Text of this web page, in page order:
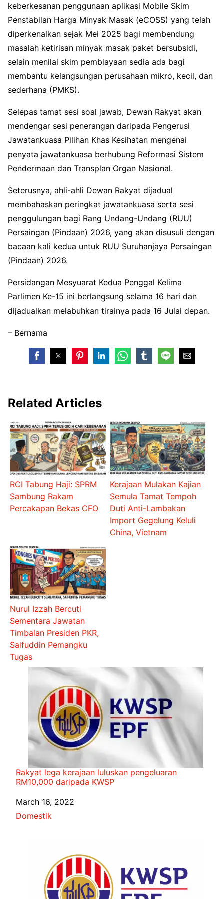
keberkesanan penggunaan aplikasi Mobile Skim
Penstabilan Harga Minyak Masak (eCOSS) yang telah
diperkenalkan sejak Mei 2025 bagi membendung
masalah ketirisan minyak masak paket bersubsidi,
selain menilai skim pembiayaan sedia ada bagi
membantu kelangsungan perusahaan mikro, kecil, dan
sederhana (PMKS).
Selepas tamat sesi soal jawab, Dewan Rakyat akan
mendengar sesi penerangan daripada Pengerusi
Jawatankuasa Pilihan Khas Kesihatan mengenai
penyata jawatankuasa berhubung Reformasi Sistem
Pendermaan dan Transplan Organ Nasional.
Seterusnya, ahli-ahli Dewan Rakyat dijadual
membahaskan peringkat jawatankuasa serta sesi
penggulungan bagi Rang Undang-Undang (RUU)
Persaingan (Pindaan) 2026, yang akan disusuli dengan
bacaan kali kedua untuk RUU Suruhanjaya Persaingan
(Pindaan) 2026.
Persidangan Mesyuarat Kedua Penggal Kelima
Parlimen Ke-15 ini berlangsung selama 16 hari dan
dijadualkan melabuhkan tirainya pada 16 Julai depan.
– Bernama
Related Articles
RCI Tabung Haji: SPRM
Sambung Rakam
Percakapan Bekas CFO
Kerajaan Mulakan Kajian
Semula Tamat Tempoh
Duti Anti-Lambakan
Import Gegelung Keluli
China, Vietnam
Nurul Izzah Bercuti
Sementara Jawatan
Timbalan Presiden PKR,
Saifuddin Pemangku
Tugas
Rakyat lega kerajaan luluskan pengeluaran
RM10,000 daripada KWSP
Date
March 16, 2022
In relation to
Domestik